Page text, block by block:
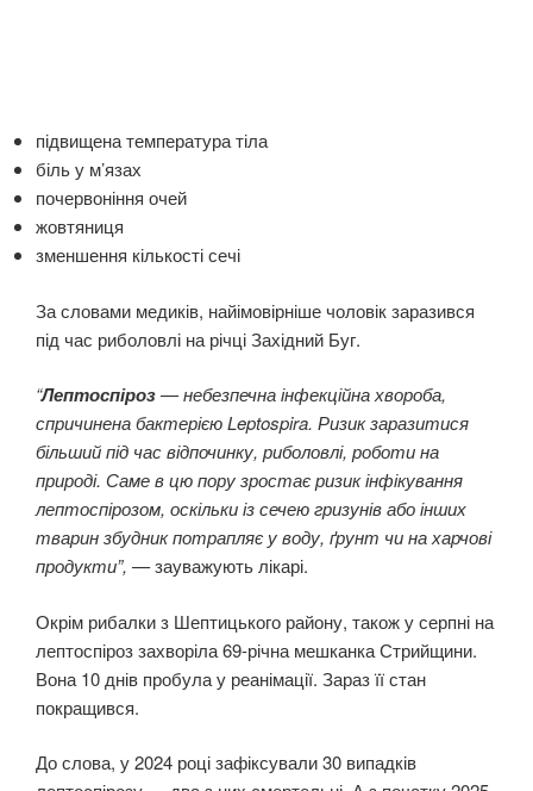
підвищена температура тіла
біль у м’язах
почервоніння очей
жовтяниця
зменшення кількості сечі
За словами медиків, найімовірніше чоловік заразився
під час риболовлі на річці Західний Буг.
“Лептоспіроз— небезпечна інфекційна хвороба,
спричинена бактерією Leptospira. Ризик заразитися
більший під час відпочинку, риболовлі, роботи на
природі. Саме в цю пору зростає ризик інфікування
лептоспірозом, оскільки із сечею гризунів або інших
тварин збудник потрапляє у воду, ґрунт чи на харчові
продукти”, —зауважують лікарі.
Окрім рибалки з Шептицького району, також у серпні на
лептоспіроз захворіла 69-річна мешканка Стрийщини.
Вона 10 днів пробула у реанімації. Зараз її стан
покращився.
До слова, у 2024 році зафіксували 30 випадків